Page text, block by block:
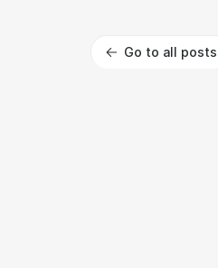
Go to all posts